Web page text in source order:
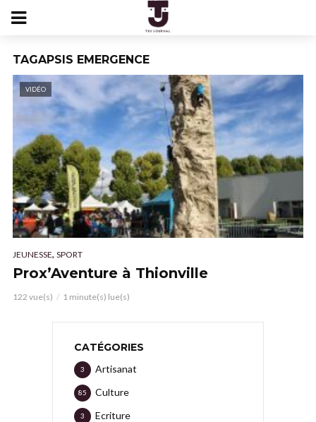
TAGAPSIS EMERGENCE
VIDÉO
JEUNESSE, SPORT
Prox’Aventure à Thionville
122 vue(s) 1 minute(s) lue(s)
CATÉGORIES
Artisanat
3
Culture
85
Ecriture
3